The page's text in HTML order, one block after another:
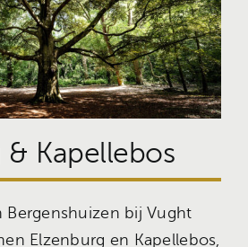
& Kapellebos
Bergenshuizen bij Vught
Elzenburg en Kapellebos,